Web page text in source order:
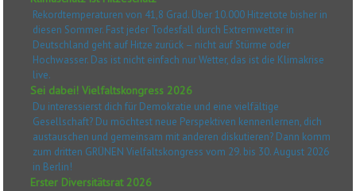
Rekordtemperaturen von 41,8 Grad. Über 10.000 Hitzetote bisher in
diesen Sommer. Fast jeder Todesfall durch Extremwetter in
Deutschland geht auf Hitze zurück – nicht auf Stürme oder
Hochwasser. Das ist nicht einfach nur Wetter, das ist die Klimakrise
live.
Sei dabei! Vielfaltskongress 2026
Du interessierst dich für Demokratie und eine vielfältige
Gesellschaft? Du möchtest neue Perspektiven kennenlernen, dich
austauschen und gemeinsam mit anderen diskutieren? Dann komm
zum dritten GRÜNEN Vielfaltskongress vom 29. bis 30. August 2026
in Berlin!
Erster Diversitätsrat 2026